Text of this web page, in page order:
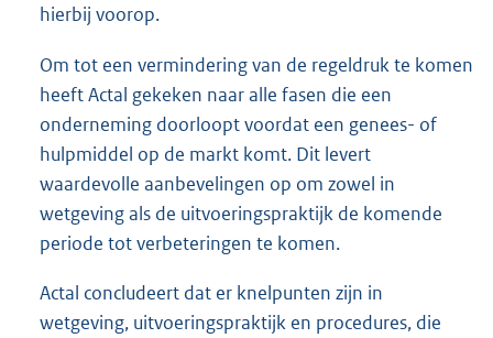
hierbij voorop.
Om tot een vermindering van de regeldruk te komen
heeft Actal gekeken naar alle fasen die een
onderneming doorloopt voordat een genees- of
hulpmiddel op de markt komt. Dit levert
waardevolle aanbevelingen op om zowel in
wetgeving als de uitvoeringspraktijk de komende
periode tot verbeteringen te komen.
Actal concludeert dat er knelpunten zijn in
wetgeving, uitvoeringspraktijk en procedures, die